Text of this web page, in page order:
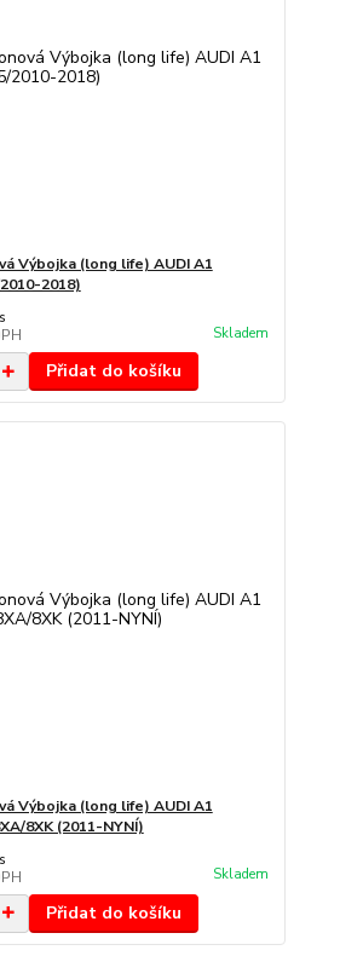
Výbojka (long life) AUDI A1
2018)
Skladem
Přidat do košíku
Výbojka (long life) AUDI A1
8XK (2011-NYNÍ)
Skladem
Přidat do košíku